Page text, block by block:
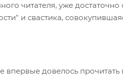
читателя, уже
и свастика,
довелось прочитать